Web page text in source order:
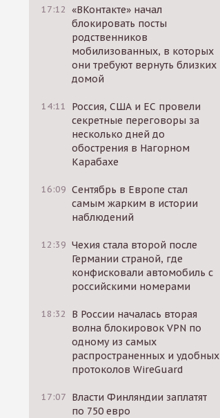
17:12 «ВКонтакте» начал
блокировать посты
родственников
мобилизованных, в которых
они требуют вернуть близких
домой
14:11
Россия, США и ЕС провели
секретные переговоры за
несколько дней до
обострения в Нагорном
Карабахе
16:09 Сентябрь в Европе стал
самым жарким в истории
наблюдений
12:39 Чехия стала второй после
Германии страной, где
конфисковали автомобиль с
российскими номерами
18:32
В России началась вторая
волна блокировок VPN по
одному из самых
распространенных и удобных
протоколов WireGuard
17:07 Власти Финляндии заплатят
по 750 евро